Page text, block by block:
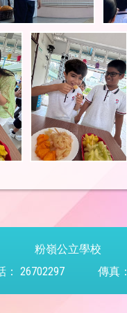
粉嶺公立學校
： 26702297 傳真：